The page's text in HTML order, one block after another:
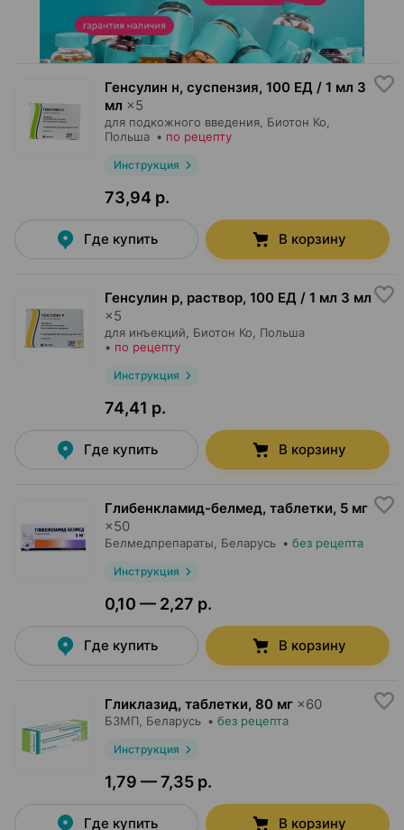
Генсулин н, суспензия, 100 ЕД / 1 мл 3
мл ×5
для подкожного введения, Биотон Ко
Польша • по рецепту
Инструкция
73,94 р.
Где купить В корзину
Генсулин р, раствор, 100 ЕД / 1 мл 3 мл
×5
для инъекций, Биотон Ко , Польша
• по рецепту
Инструкция
74,41 р.
Где купить В корзину
Глибенкламид-белмед, таблетки, 5 мг
×50
Белмедпрепараты , Беларусь • без рецепта
Инструкция
0,10 — 2,27 р.
Где купить В корзину
Гликлазид, таблетки, 80 мг ×60
БЗМП , Беларусь • без рецепта
Инструкция
1,79 — 7,35 р.
Где купить В корзину